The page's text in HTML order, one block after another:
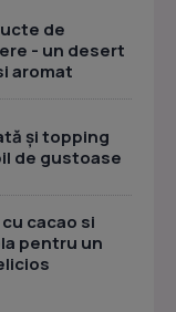
de
- un desert
aromat
și topping
de gustoase
cacao si
pentru un